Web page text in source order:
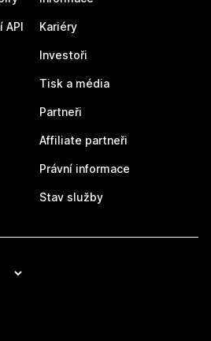
Kariéry
Investoři
Tisk a média
Partneři
Affiliate partneři
Právní informace
Stav služby